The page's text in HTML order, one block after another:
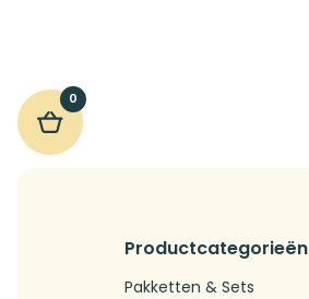
0
Productcategorieën
Pakketten & Sets